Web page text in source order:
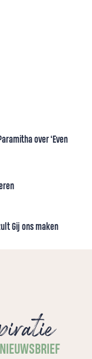
over ‘Even
Gij ons maken